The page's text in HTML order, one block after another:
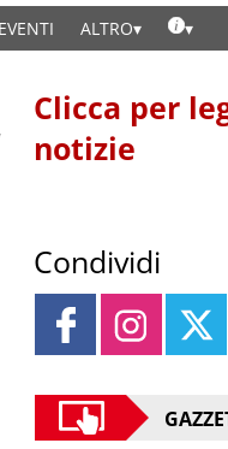
ALTRO
Clicca per
notizie
Condividi